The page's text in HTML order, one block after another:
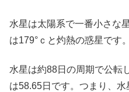
水星は太陽系で一番小さな
は179°ｃと灼熱の惑星です。
水星は約88日の周期で公転
は58.65日です。つまり、